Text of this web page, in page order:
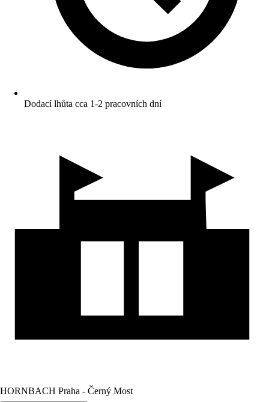
Dodací lhůta cca 1-2 pracovních dní
HORNBACH Praha - Černý Most